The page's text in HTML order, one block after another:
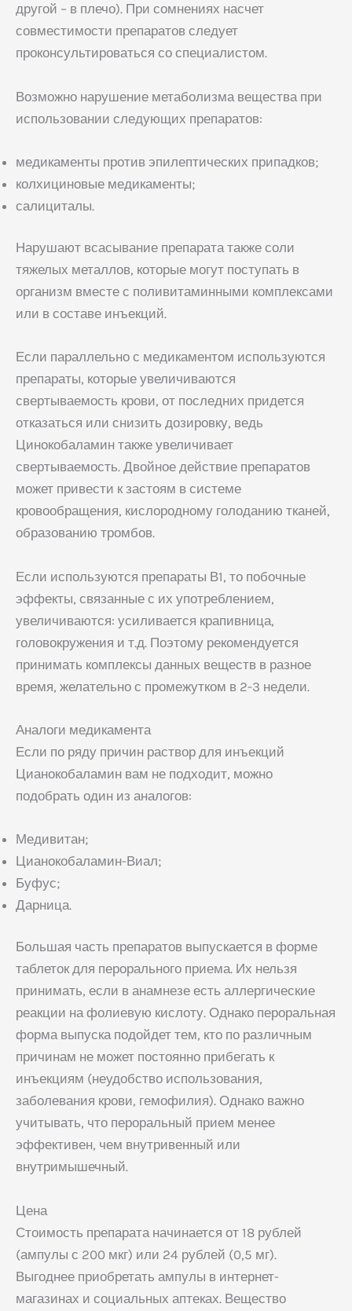
другой – в плечо). При сомнениях насчет
совместимости препаратов следует
проконсультироваться со специалистом.
Возможно нарушение метаболизма вещества при
использовании следующих препаратов:
медикаменты против эпилептических припадков;
колхициновые медикаменты;
салициталы.
Нарушают всасывание препарата также соли
тяжелых металлов, которые могут поступать в
организм вместе с поливитаминными комплексами
или в составе инъекций.
Если параллельно с медикаментом используются
препараты, которые увеличиваются
свертываемость крови, от последних придется
отказаться или снизить дозировку, ведь
Цинокобаламин также увеличивает
свертываемость. Двойное действие препаратов
может привести к застоям в системе
кровообращения, кислородному голоданию тканей,
образованию тромбов.
Если используются препараты В1, то побочные
эффекты, связанные с их употреблением,
увеличиваются: усиливается крапивница,
головокружения и т.д. Поэтому рекомендуется
принимать комплексы данных веществ в разное
время, желательно с промежутком в 2-3 недели.
Аналоги медикамента
Если по ряду причин раствор для инъекций
Цианокобаламин вам не подходит, можно
подобрать один из аналогов:
Медивитан;
Цианокобаламин-Виал;
Буфус;
Дарница.
Большая часть препаратов выпускается в форме
таблеток для перорального приема. Их нельзя
принимать, если в анамнезе есть аллергические
реакции на фолиевую кислоту. Однако пероральная
форма выпуска подойдет тем, кто по различным
причинам не может постоянно прибегать к
инъекциям (неудобство использования,
заболевания крови, гемофилия). Однако важно
учитывать, что пероральный прием менее
эффективен, чем внутривенный или
внутримышечный.
Цена
Стоимость препарата начинается от 18 рублей
(ампулы с 200 мкг) или 24 рублей (0,5 мг).
Выгоднее приобретать ампулы в интернет-
магазинах и социальных аптеках. Вещество